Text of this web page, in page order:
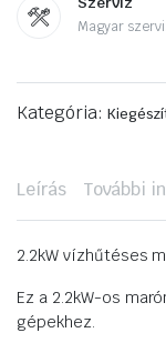
Magyar
Kategória:
Leírás További
2.2kW vízhűtéses
Ez a 2.2kW-os
gépekhez.